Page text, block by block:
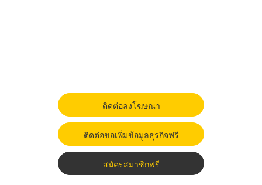
ติดต่อลงโฆษณา
ติดต่อขอเพิ่มข้อมูลธุรกิจฟรี
สมัครสมาชิกฟรี